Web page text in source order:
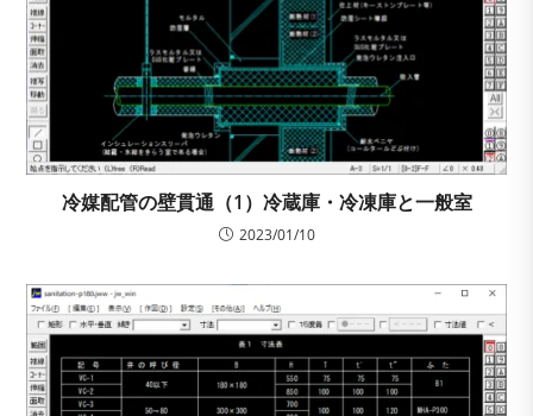
冷媒配管の壁貫通（1）冷蔵庫・冷凍庫と一般室
2023/01/10